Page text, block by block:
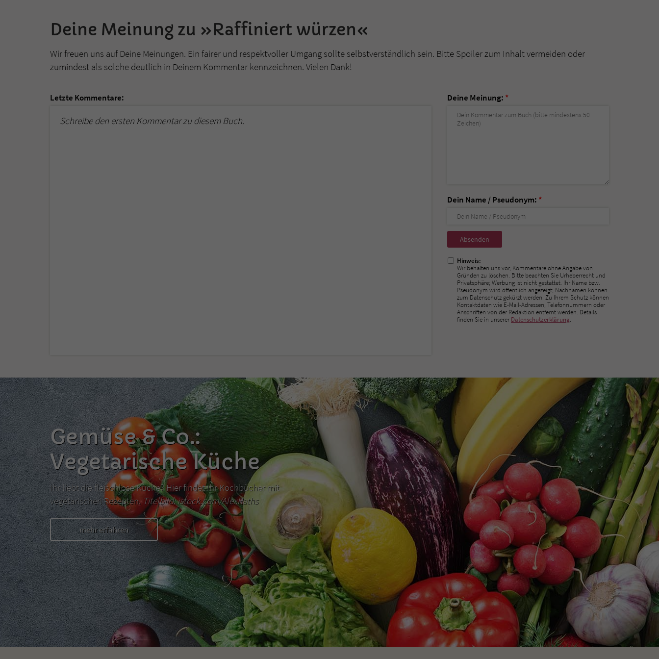
Deine Meinung zu »Raffiniert würzen«
Wir freuen uns auf Deine Meinungen. Ein fairer und respektvoller Umgang sollte selbstverständlich sein. Bitte Spoiler zum Inhalt vermeiden oder
zumindest als solche deutlich in Deinem Kommentar kennzeichnen. Vielen Dank!
Letzte Kommentare:
Schreibe den ersten Kommentar zu diesem Buch.
Deine Meinung: *
Dein Name / Pseudonym: *
Nicht
ausfüllen!
Hinweis:
Wir behalten uns vor, Kommentare ohne Angabe von
Gründen zu löschen. Bitte beachten Sie Urheberrecht und
Privatsphäre; Werbung ist nicht gestattet. Ihr Name bzw.
Pseudonym wird öffentlich angezeigt; Nachnamen können
zum Datenschutz gekürzt werden. Zu Ihrem Schutz können
Kontaktdaten wie E-Mail-Adressen, Telefonnummern oder
Anschriften von der Redaktion entfernt werden. Details
finden Sie in unserer Datenschutzerklärung.
Gemüse & Co.:
Vegetarische Küche
Ihr liebt die fleischlose Küche? Hier findet Ihr Kochbücher mit
vegetarischen Rezepten. Titelbild: istock.com/AlexRaths
mehr erfahren